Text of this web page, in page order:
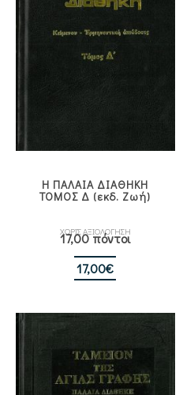
Η ΠΑΛΑΙΑ ΔΙΑΘΗΚΗ
ΤΟΜΟΣ Δ (εκδ. Ζωή)
ΧΩΡΙΣ ΑΞΙΟΛΟΓΗΣΗ
17,00 πόντοι
17,00€